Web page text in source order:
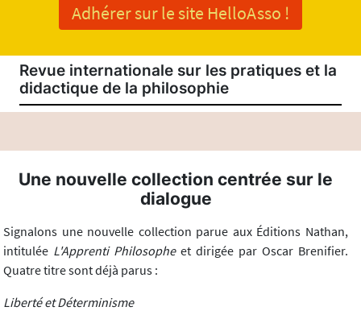
Adhérer sur le site HelloAsso !
Revue internationale sur les pratiques et la
didactique de la philosophie
Une nouvelle collection centrée sur le
dialogue
Signalons une nouvelle collection parue aux Éditions Nathan,
intitulée L'Apprenti Philosopheet dirigée par Oscar Brenifier.
Quatre titre sont déjà parus :
Liberté et Déterminisme